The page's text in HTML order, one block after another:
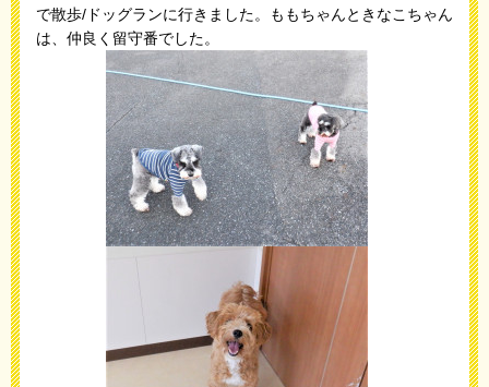
で散歩/ドッグランに行きました。ももちゃんときなこちゃん
は、仲良く留守番でした。